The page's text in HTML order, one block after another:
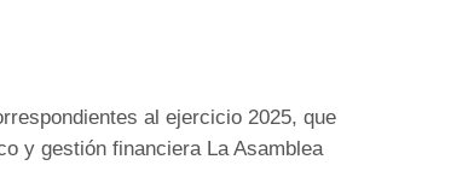
al ejercicio 2025, que
y gestión financiera La Asamblea